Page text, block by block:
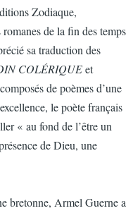
Zodiaque,
de la fin des temps
sa traduction des
COLÉRIQUEet
de poèmes d’une
le poète français
« au fond de l’être un
de Dieu, une
bretonne, Armel Guerne a